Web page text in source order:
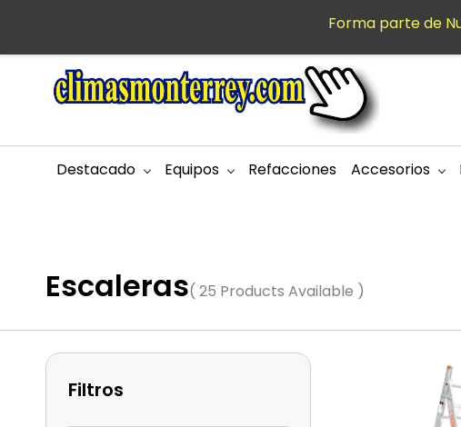
principal
Destacado Equipos Refacciones Accesorios
Escaleras( 25 Products Available )
Filtros
Forma parte de